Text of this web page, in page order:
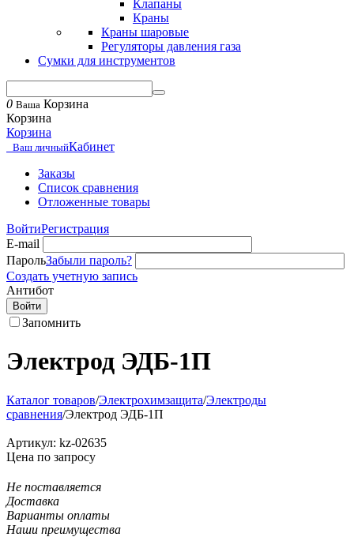
Клапаны
Краны
Краны шаровые
Регуляторы давления газа
Сумки для инструментов
0 Ваша Корзина
Корзина
Корзина
Ваш личныйКабинет
Заказы
Список сравнения
Отложенные товары
ВойтиРегистрация
E-mail
ПарольЗабыли пароль?
Создать учетную запись
Антибот
Войти
Запомнить
Электрод ЭДБ-1П
Каталог товаров/Электрохимзащита/Электроды
сравнения/Электрод ЭДБ-1П
Артикул: kz-02635
Цена по запросу
Не поставляется
Доставка
Варианты оплаты
Наши преимущества